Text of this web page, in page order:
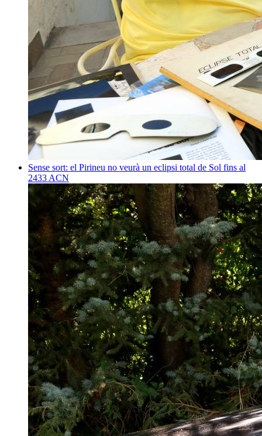
Sense sort: el Pirineu no veurà un eclipsi total de Sol fins al
2433 ACN